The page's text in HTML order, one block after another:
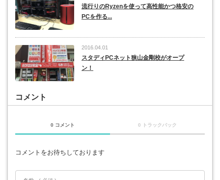
流行りのRyzenを使って高性能かつ格安の
PCを作る...
2016.04.01
スタディPCネット狭山金剛校がオープ
ン！
コメント
0 コメント 0 トラックバック
コメントをお待ちしております